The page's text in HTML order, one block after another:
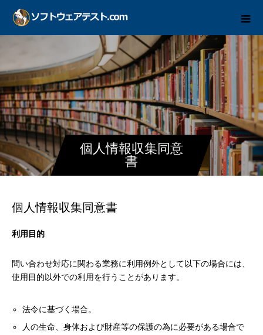
個人情報収集同意
書
個人情報収集同意書
利用目的
問い合わせ対応に関わる業務に利用例外として以下の場合には、
使用目的以外での利用を行うことがあります。
法令に基づく場合。
人の生命、身体および財産等の保護の為に必要がある場合で